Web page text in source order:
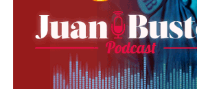
deja un gran aroma en él. Por eso,
recomendamos que antes de
poco de jugo de esta fruta y lo
rato en las noches.
Si lo haces
hacer que el color de cabello